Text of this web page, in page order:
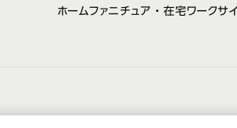
ホームファニチュア ・ 在宅ワークサ